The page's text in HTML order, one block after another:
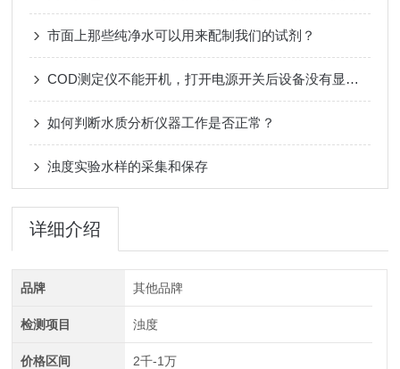
市面上那些纯净水可以用来配制我们的试剂？
COD测定仪不能开机，打开电源开关后设备没有显示的处理方法
如何判断水质分析仪器工作是否正常？
浊度实验水样的采集和保存
详细介绍
品牌 其他品牌
检测项目 浊度
价格区间 2千-1万